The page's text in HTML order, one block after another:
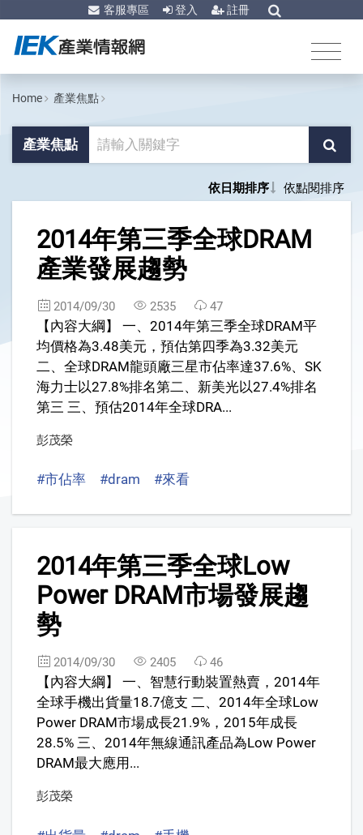
客服專區 登入 註冊
Home 產業焦點
產業焦點
依日期排序 依點閱排序
2014年第三季全球DRAM
產業發展趨勢
2014/09/30 2535 47
【內容大綱】 一、2014年第三季全球DRAM平
均價格為3.48美元，預估第四季為3.32美元
二、全球DRAM龍頭廠三星市佔率達37.6%、SK
海力士以27.8%排名第二、新美光以27.4%排名
第三 三、預估2014年全球DRA...
彭茂榮
#市佔率 #dram #來看
2014年第三季全球Low
Power DRAM市場發展趨
勢
2014/09/30 2405 46
【內容大綱】 一、智慧行動裝置熱賣，2014年
全球手機出貨量18.7億支 二、2014年全球Low
Power DRAM市場成長21.9%，2015年成長
28.5% 三、2014年無線通訊產品為Low Power
DRAM最大應用...
彭茂榮